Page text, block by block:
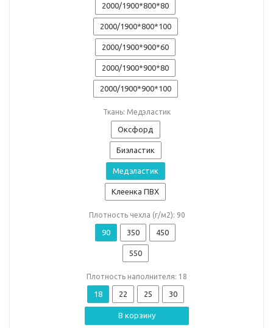
2000/1900*800*80
2000/1900*800*100
2000/1900*900*60
2000/1900*900*80
2000/1900*900*100
Ткань: Медэластик
Оксфорд
Биэластик
Медэластик
Клеенка ПВХ
Плотность чехла (г/м2): 90
90 350 450
550
Плотность наполнителя: 18
18 22 25 30
В корзину